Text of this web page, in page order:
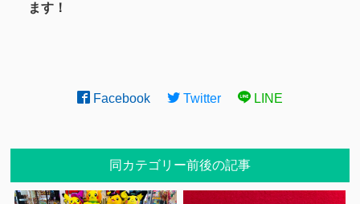
ます！
Facebook Twitter LINE
同カテゴリー前後の記事